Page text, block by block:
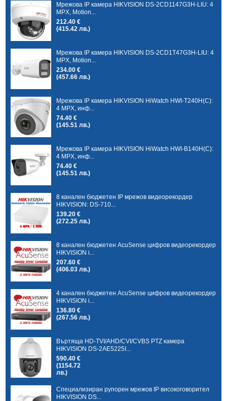
Мрежова IP камера HIKVISION DS-2CD1147G3H-LIU: 4
MPX, Motion...
212.40 €
(415.42 лв.)
Мрежова IP камера HIKVISION DS-2CD1T47G3H-LIU: 4
MPX, Motion...
234.00 €
(457.66 лв.)
Мрежова IP камера HIKVISION HiWatch HWI-T240H(C):
4 MPX, инф...
74.40 €
(145.51 лв.)
Мрежова IP камера HIKVISION HiWatch HWI-B140H(C):
4 MPX, инф...
74.40 €
(145.51 лв.)
8 канален бюджетен IP мрежов видеорекордер
HIKVISION: DS-710...
139.20 €
(272.25 лв.)
8 канален бюджетен AcuSense цифров видеорекордер
HIKVISION i...
207.60 €
(406.03 лв.)
4 канален бюджетен AcuSense цифров видеорекордер
HIKVISION i...
136.80 €
(267.56 лв.)
Въртяща HD-TVI/AHD/CVI/CVBS PTZ камера
HIKVISION DS-2AE5225I...
590.40 €
(1154.72
лв.)
Специализиран рупорен мрежов IP високоговорител
HIKVISION DS...